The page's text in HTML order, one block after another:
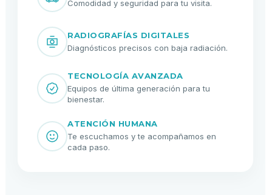
Comodidad y seguridad para tu visita.
RADIOGRAFÍAS DIGITALES
Diagnósticos precisos con baja radiación.
TECNOLOGÍA AVANZADA
Equipos de última generación para tu
bienestar.
ATENCIÓN HUMANA
Te escuchamos y te acompañamos en
cada paso.